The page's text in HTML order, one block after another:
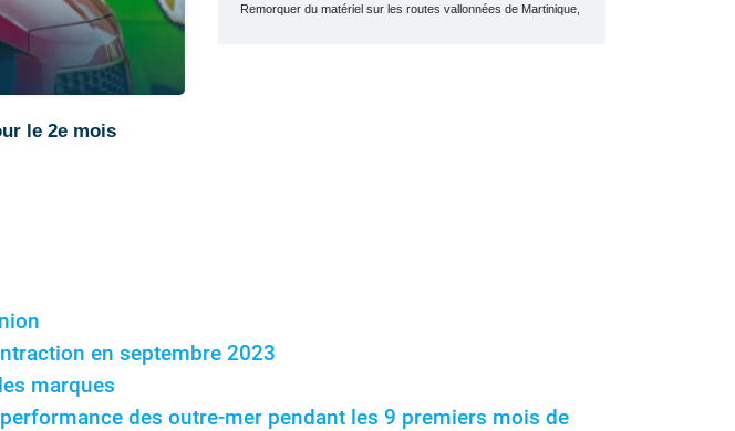
le 2e mois
Remorquer du matériel sur les routes vallonnées de Martinique,
en septembre 2023
marques
des outre-mer pendant les 9 premiers mois de